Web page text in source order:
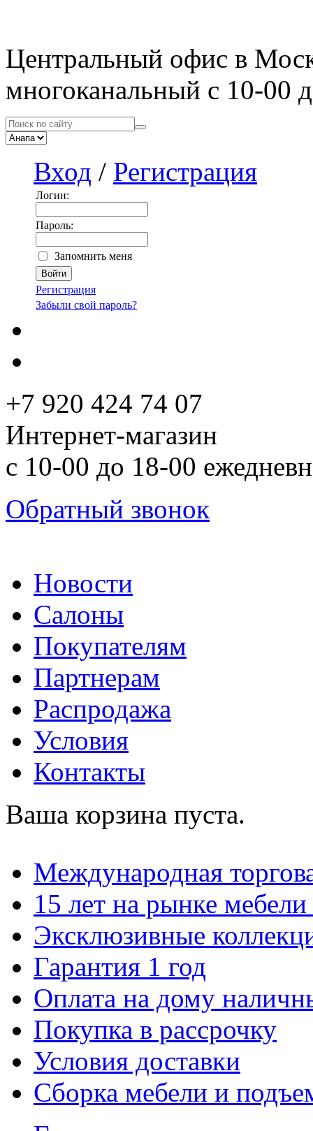
Центральный офис в
многоканальный с 10-00
Вход / Регистрация
Логин:
Пароль:
Запомнить меня
Регистрация
Забыли свой пароль?
+7 920 424 74 07
Интернет-магазин
с 10-00 до 18-00
Обратный звонок
Новости
Салоны
Покупателям
Партнерам
Распродажа
Условия
Контакты
Ваша корзина пуста.
Международная
15 лет на рынке
Эксклюзивные
Гарантия 1 год
Оплата на дому
Покупка в рассрочку
Условия доставки
Сборка мебели и